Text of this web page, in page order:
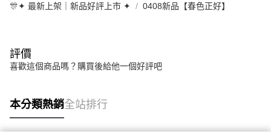
🎊✦ 最新上架｜新品好評上市 ✦ 0408新品【春色正好】
評價
喜歡這個商品嗎？購買後給他一個好評吧
本分類熱銷全站排行